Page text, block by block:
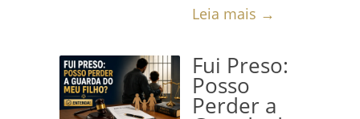
Leia mais →
Fui Preso:
Posso
Perder a